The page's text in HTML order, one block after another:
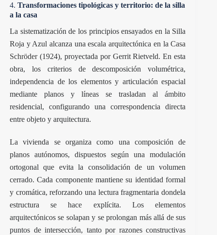
4. Transformaciones tipológicas y territorio: de la silla
a la casa
La sistematización de los principios ensayados en la Silla
Roja y Azul alcanza una escala arquitectónica en laCasa
Schröder(1924), proyectada por Gerrit Rietveld. En esta
obra, los criterios de descomposición volumétrica,
independencia de los elementos y articulación espacial
mediante planos y líneas se trasladan al ámbito
residencial, configurando una correspondencia directa
entre objeto y arquitectura.
La vivienda se organiza como una composición de
planos autónomos, dispuestos según una modulación
ortogonal que evita la consolidación de un volumen
cerrado. Cada componente mantiene su identidad formal
y cromática, reforzando una lectura fragmentaria dondela
estructura se hace explícita. Los elementos
arquitectónicos se solapan y se prolongan más allá de sus
puntos de intersección, tanto por razones constructivas